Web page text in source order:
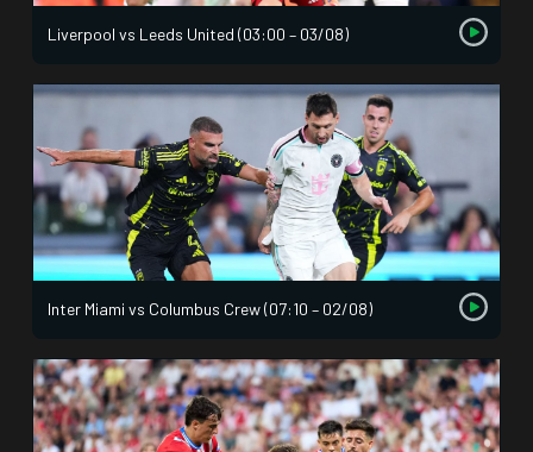
Liverpool vs Leeds United (03:00 – 03/08)
Inter Miami vs Columbus Crew (07:10 – 02/08)